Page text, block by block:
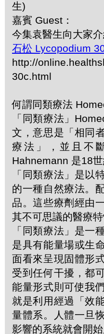
生)
嘉賓 Guest：
今集袁醫生向大家
石松 Lycopodium
http://
30c.html
何謂同類療法
「同類療法」
文，意思是「相同
療法」，並且不
Hahnemann 是18世
「同類療法」是以
的一種自然療法。
品。這些療劑經由
其不可思議的醫療特
「同類療法」是一
是具有能量場或生
面看來呈現固體形
受到任何干擾，都
能量形式則可使我
就是利用經過「效
量體系。人體一旦
影響的系統就會開